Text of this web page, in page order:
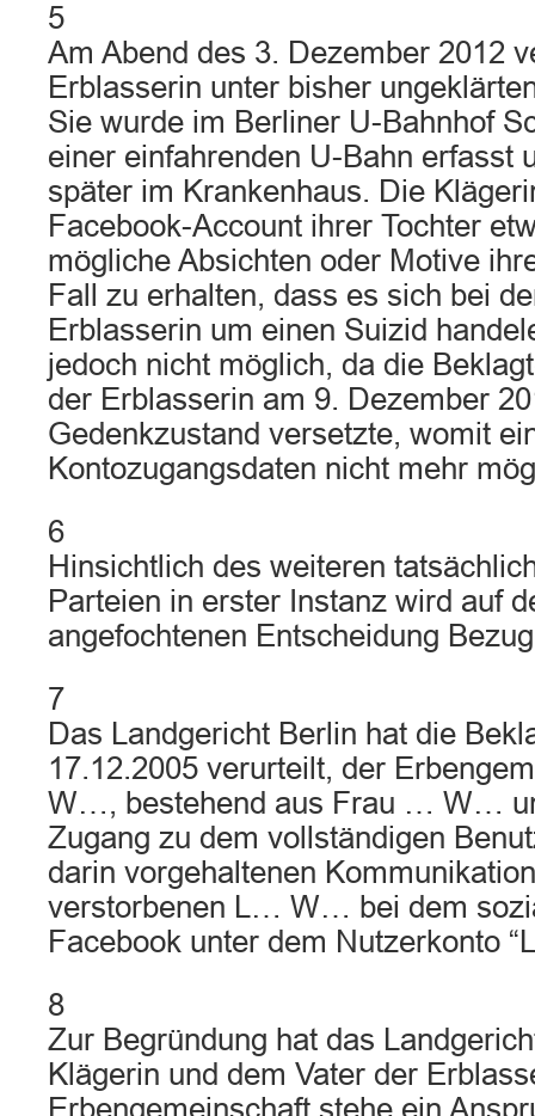
5
Am Abend des 3. Dezember 2012
Erblasserin unter bisher
Sie wurde im Berliner U-Bahnhof
einer einfahrenden U-Bahn erfasst
später im Krankenhaus. Die
Facebook-Account ihrer Tochter
mögliche Absichten oder Motive
Fall zu erhalten, dass es sich bei
Erblasserin um einen Suizid
jedoch nicht möglich, da die
der Erblasserin am 9. Dezember
Gedenkzustand versetzte, womit
Kontozugangsdaten nicht mehr
6
Hinsichtlich des weiteren
Parteien in erster Instanz wird auf
angefochtenen Entscheidung
7
Das Landgericht Berlin hat die
17.12.2005 verurteilt, der
W…, bestehend aus Frau … W…
Zugang zu dem vollständigen
darin vorgehaltenen
verstorbenen L… W… bei dem
Facebook unter dem Nutzerkonto
8
Zur Begründung hat das
Klägerin und dem Vater der
Erbengemeinschaft stehe ein